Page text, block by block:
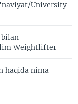
University
Weightlifter
haqida nima